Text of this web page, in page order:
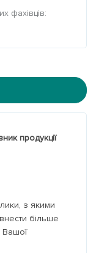
фахівців:
продукції
з якими
більше
Вашої